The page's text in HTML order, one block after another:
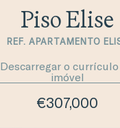
Piso Elise
REF. APARTAMENTO
Descarregar o
imóvel
€307,000